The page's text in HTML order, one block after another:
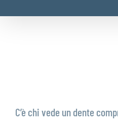
C’è chi vede un dente